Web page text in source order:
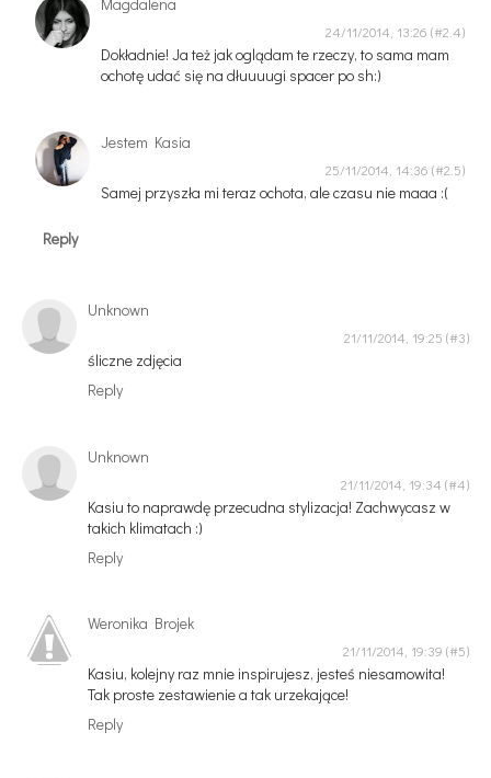
24/11/2014, 13:26
Dokładnie! Ja też jak oglądam te rzeczy, to sama mam
ochotę udać się na dłuuuugi spacer po sh:)
Jestem Kasia
25/11/2014, 14:36
Samej przyszła mi teraz ochota, ale czasu nie maaa :(
Reply
Unknown
21/11/2014, 19:25
śliczne zdjęcia
Reply
Unknown
21/11/2014, 19:34
Kasiu to naprawdę przecudna stylizacja! Zachwycasz w
takich klimatach :)
Reply
Weronika Brojek
21/11/2014, 19:39
Kasiu, kolejny raz mnie inspirujesz, jesteś niesamowita!
Tak proste zestawienie a tak urzekające!
Reply